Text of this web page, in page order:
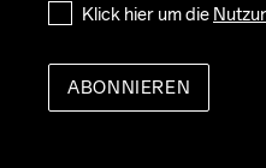
Klick hier um die
ABONNIEREN